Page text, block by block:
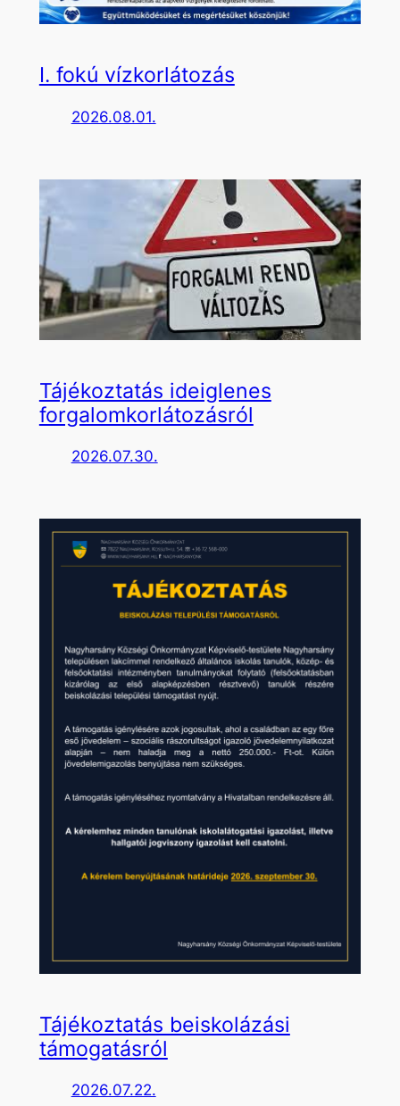
I. fokú vízkorlátozás
2026.08.01.
Tájékoztatás ideiglenes
forgalomkorlátozásról
2026.07.30.
Tájékoztatás beiskolázási
támogatásról
2026.07.22.